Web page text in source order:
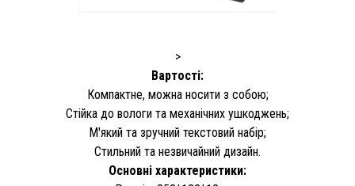
>
Вартості:
Компактне, можна носити з собою;
Стійка до вологи та механічних ушкоджень;
М'який та зручний текстовий набір;
Стильний та незвичайний дизайн.
Основні характеристики: